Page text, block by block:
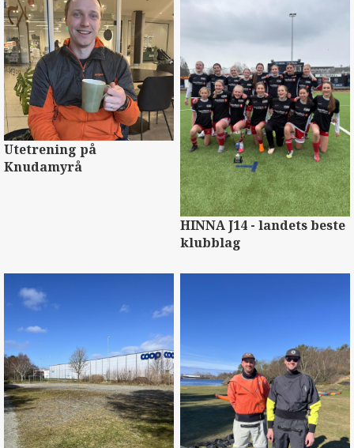
Utetrening på
Knudamyrå
HINNA J14 - landets beste
klubblag